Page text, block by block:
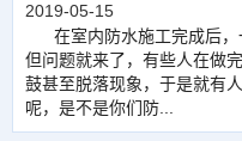
2019-05-15
在室内防水施工完成后，
但问题就来了，有些人在做
鼓甚至脱落现象，于是就有
呢，是不是你们防...